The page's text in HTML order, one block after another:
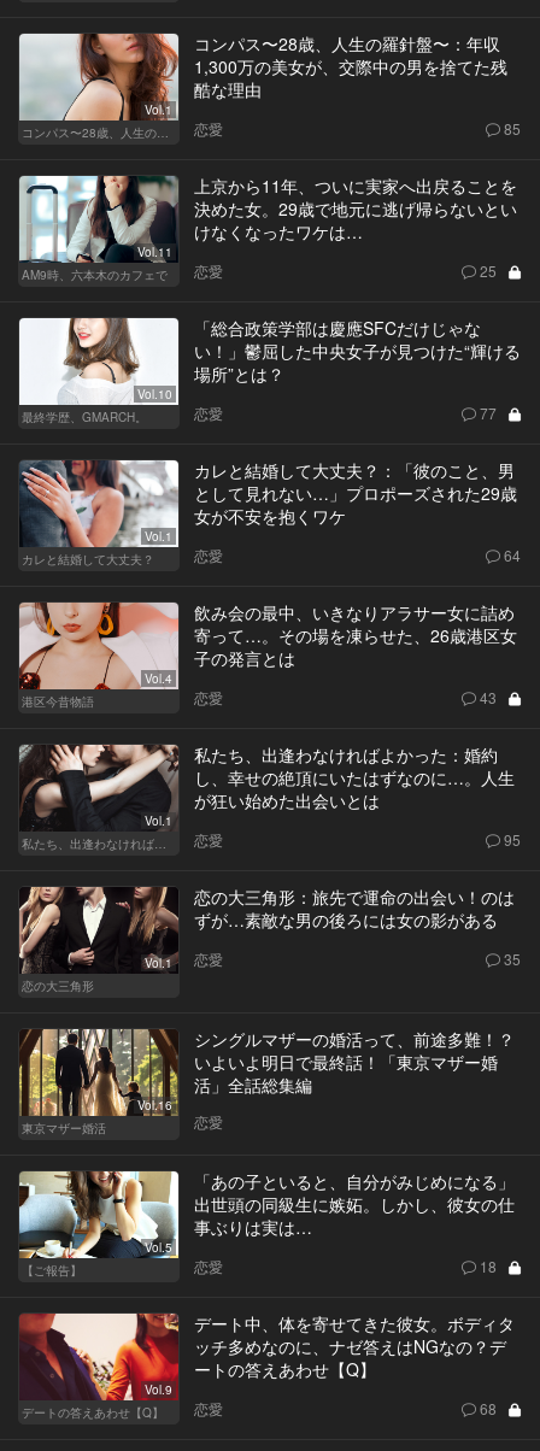
Vol.1
コンパス〜28歳、人生の羅針盤〜
コンパス〜28歳、人生の羅針盤〜：年収
1,300万の美女が、交際中の男を捨てた残
酷な理由
恋愛 85
Vol.11
AM9時、六本木のカフェで
上京から11年、ついに実家へ出戻ることを
決めた女。29歳で地元に逃げ帰らないとい
けなくなったワケは…
恋愛 25
Vol.10
最終学歴、GMARCH。
「総合政策学部は慶應SFCだけじゃな
い！」鬱屈した中央女子が見つけた“輝ける
場所”とは？
恋愛 77
Vol.1
カレと結婚して大丈夫？
カレと結婚して大丈夫？：「彼のこと、男
として見れない…」プロポーズされた29歳
女が不安を抱くワケ
恋愛 64
Vol.4
港区今昔物語
飲み会の最中、いきなりアラサー女に詰め
寄って…。その場を凍らせた、26歳港区女
子の発言とは
恋愛 43
Vol.1
私たち、出逢わなければよかった：婚約
し、幸せの絶頂にいたはずなのに…。人生
が狂い始めた出会いとは
恋愛 95
Vol.1
恋の大三角形
恋の大三角形：旅先で運命の出会い！のは
ずが…素敵な男の後ろには女の影がある
恋愛 35
Vol.16
東京マザー婚活
シングルマザーの婚活って、前途多難！？
いよいよ明日で最終話！「東京マザー婚
活」全話総集編
恋愛
Vol.5
【ご報告】
「あの子といると、自分がみじめになる」
出世頭の同級生に嫉妬。しかし、彼女の仕
事ぶりは実は…
恋愛 18
Vol.9
デートの答えあわせ【Q】
デート中、体を寄せてきた彼女。ボディタ
ッチ多めなのに、ナゼ答えはNGなの？デ
ートの答えあわせ【Q】
恋愛 68